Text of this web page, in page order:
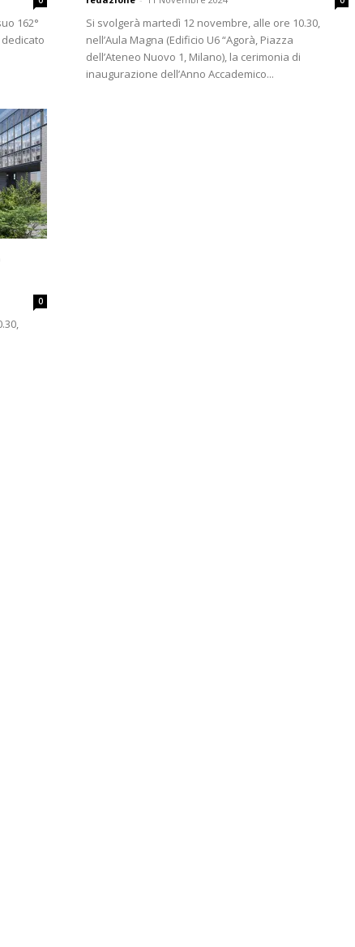
162°
Si svolgerà martedì 12 novembre, alle ore 10.30,
nell’Aula Magna (Edificio U6 “Agorà, Piazza
dell’Ateneo Nuovo 1, Milano), la cerimonia di
inaugurazione dell’Anno Accademico...
0